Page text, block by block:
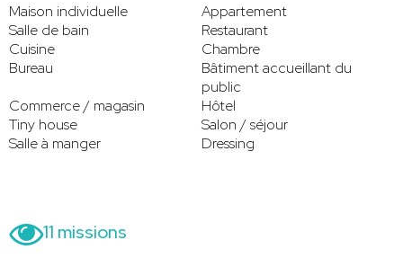
Maison individuelle
Appartement
Salle de bain
Restaurant
Cuisine
Chambre
Bureau
Bâtiment accueillant du
public
Commerce / magasin
Hôtel
Tiny house
Salon / séjour
Salle à manger
Dressing
11 missions